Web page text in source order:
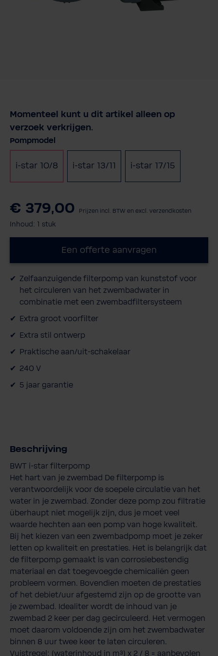
Momenteel kunt u dit artikel alleen op
verzoek verkrijgen.
Selecteer
Pompmodel
i-star 10/8 i-star 13/11 i-star 17/15
€ 379,00 Prijzen incl. BTW en excl. verzendkosten
Inhoud: 1 stuk
Een offerte aanvragen
Zelfaanzuigende filterpomp van kunststof voor
het circuleren van het zwembadwater in
combinatie met een zwembadfiltersysteem
Extra groot voorfilter
Extra stil ontwerp
Praktische aan/uit-schakelaar
240 V
5 jaar garantie
Beschrijving
BWT i-star filterpomp
Het hart van je zwembad De filterpomp is
verantwoordelijk voor de soepele circulatie van het
water in je zwembad. Zonder deze pomp zou filtratie
überhaupt niet mogelijk zijn, dus je moet veel
waarde hechten aan een pomp van hoge kwaliteit.
Bij het kiezen van een zwembadpomp moet je zeker
letten op kwaliteit en prestaties. Het is belangrijk dat
de filterpomp gemaakt is van corrosiebestendig
materiaal en dat toegevoegde chemicaliën geen
probleem vormen. Bovendien moeten de prestaties
of het debiet/uur afgestemd zijn op de grootte van
je zwembad. Idealiter wordt de inhoud van je
zwembad 2 keer per dag gecirculeerd. Het vermogen
moet daarom voldoende zijn om het zwembadwater
binnen 8 uur twee keer te laten circuleren.
Vuistregel: (waterinhoud in m³) x 2 / 8 = aanbevolen